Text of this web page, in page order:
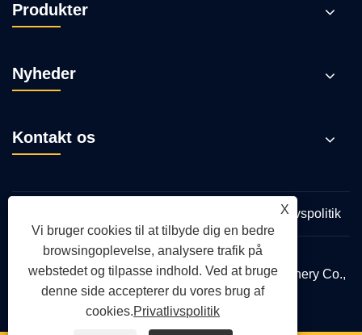
Produkter
Nyheder
Kontakt os
Privatlivspolitik
Copyright © 2026 Qingdao Yongte Plastic Machinery Co.,
Ltd. Alle rettigheder forbeholdes.
X
Vi bruger cookies til at tilbyde dig en bedre
browsingoplevelse, analysere trafik på
webstedet og tilpasse indhold. Ved at bruge
denne side accepterer du vores brug af
cookies.Privatlivspolitik